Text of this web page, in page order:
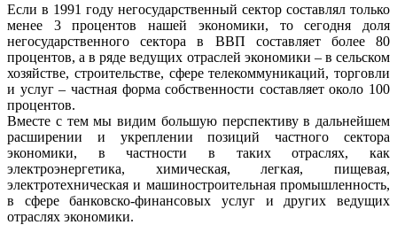
Если в 1991 году негосударственный сектор составлял только
менее 3 процентов нашей экономики, то сегодня доля
негосударственного сектора в ВВП составляет более 80
процентов, а в ряде ведущих отраслей экономики – в сельском
хозяйстве, строительстве, сфере телекоммуникаций, торговли
и услуг – частная форма собственности составляет около 100
процентов.
Вместе с тем мы видим большую перспективу в дальнейшем
расширении и укреплении позиций частного сектора
экономики, в частности в таких отраслях, как
электроэнергетика, химическая, легкая, пищевая,
электротехническая и машиностроительная промышленность,
в сфере банковско-финансовых услуг и других ведущих
отраслях экономики.